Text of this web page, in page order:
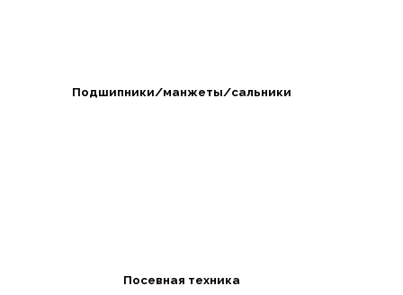
Подшипники/манжеты/сальники
Посевная техника